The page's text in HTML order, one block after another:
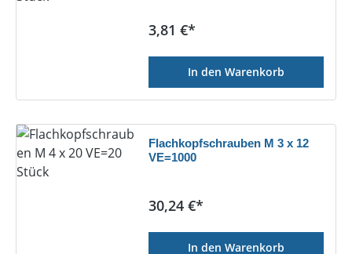
Regulärer Preis:
3,81 €*
In den Warenkorb
Flachkopfschrauben M 3 x 12
VE=1000
Regulärer Preis:
30,24 €*
In den Warenkorb